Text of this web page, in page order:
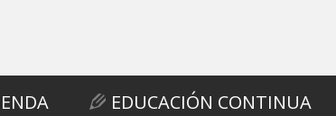
EDUCACIÓN CONTINUA